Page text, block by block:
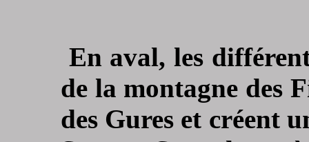
En aval, les
de la montagne des
des Gures et créent